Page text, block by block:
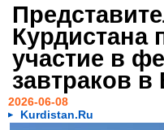
Курдистана
участие в
завтраков в
2026-06-08
Kurdistan.Ru